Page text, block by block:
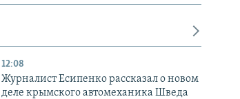
12:08
Журналист Есипенко рассказал о новом
деле крымского автомеханика Шведа